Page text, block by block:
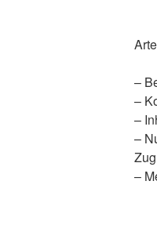
–
–
–
–
–